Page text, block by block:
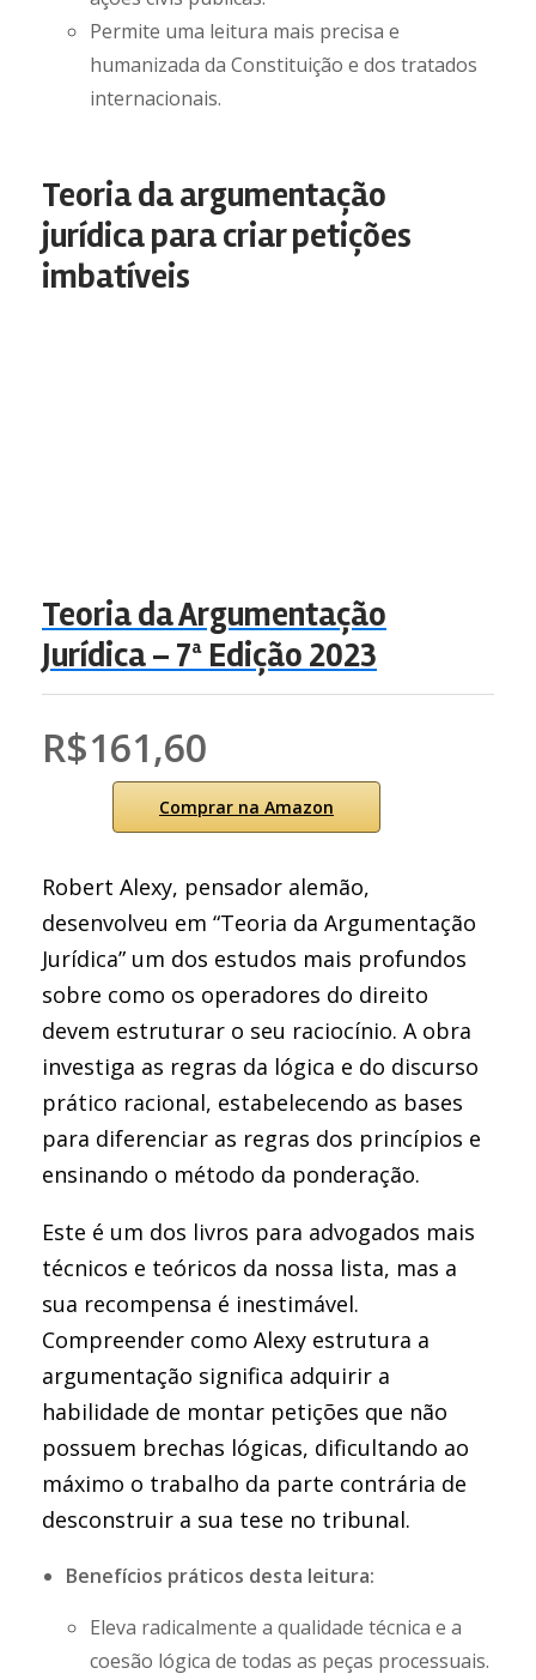
Permite uma leitura mais precisa e
humanizada da Constituição e dos tratados
internacionais.
Teoria da argumentação
jurídica para criar petições
imbatíveis
Teoria da Argumentação
Jurídica – 7ª Edição 2023
R$161,60
Comprar na Amazon
Robert Alexy, pensador alemão,
desenvolveu em “Teoria da Argumentação
Jurídica” um dos estudos mais profundos
sobre como os operadores do direito
devem estruturar o seu raciocínio. A obra
investiga as regras da lógica e do discurso
prático racional, estabelecendo as bases
para diferenciar as regras dos princípios e
ensinando o método da ponderação.
Este é um dos livros para advogados mais
técnicos e teóricos da nossa lista, mas a
sua recompensa é inestimável.
Compreender como Alexy estrutura a
argumentação significa adquirir a
habilidade de montar petições que não
possuem brechas lógicas, dificultando ao
máximo o trabalho da parte contrária de
desconstruir a sua tese no tribunal.
Benefícios práticos desta leitura:
Eleva radicalmente a qualidade técnica e a
coesão lógica de todas as peças processuais.